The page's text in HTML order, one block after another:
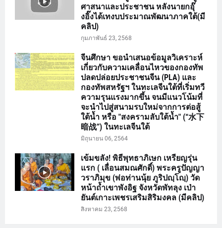
ศาสนาและประชาชน หลังนายกอุ๊
งอิ๊งได้เทงบประมาณพัฒนาภาคใต้(มี
คลิป)
กุมภาพันธ์ 23, 2568
จีนศึกษา ขอนำเสนอข้อมูลวิเคราะห์
เกี่ยวกับความเคลื่อนไหวของกองทัพ
ปลดปล่อยประชาชนจีน (PLA) และ
กองทัพสหรัฐฯ ในทะเลจีนใต้ที่เริ่มทวี
ความรุนแรงมากขึ้น จนมีแนวโน้มที่
จะนำไปสู่สนามรบใหม่จากการต่อสู้
ใต้น้ำ หรือ "สงครามลับใต้น้ำ" (“水下
暗战”) ในทะเลจีนใต้
มิถุนายน 06, 2564
เข้มขลัง! พิธีพุทธาภิเษก เหรียญรุ่น
แรก ( เลื่อนสมณศักดิ์) พระครูปัญญา
วราภิมุข (พ่อท่านนุ้ย ภูริปญฺโญฺ) วัด
หน้าถ้ำเขาพังอิฐ จังหวัดพัทลุง เป่า
ยันต์เกาะเพชรเสริมสิริมงคล (มีคลิป)
สิงหาคม 23, 2568